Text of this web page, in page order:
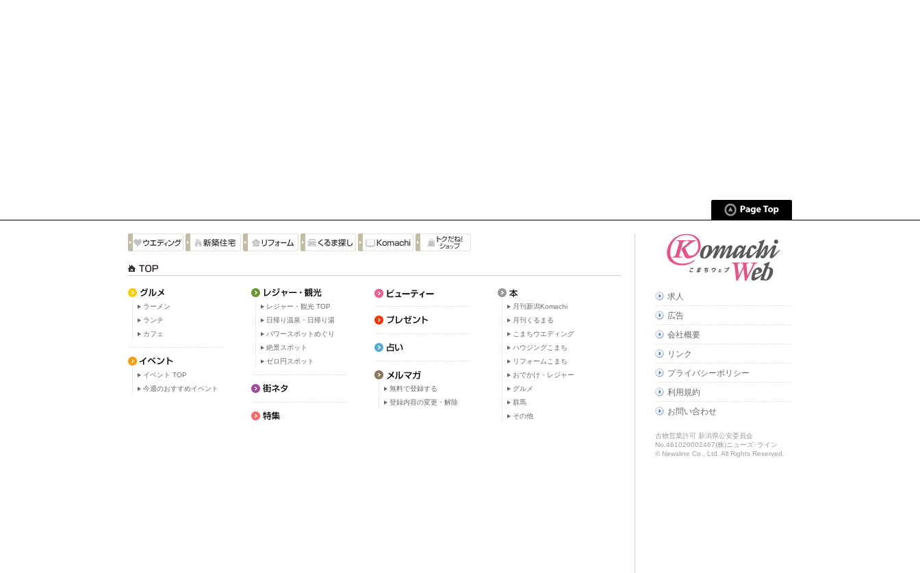
ラーメン
ランチ
カフェ
イベント TOP
今週のおすすめイベント
レジャー・観光 TOP
日帰り温泉・日帰り湯
パワースポットめぐり
絶景スポット
ゼロ円スポット
無料で登録する
登録内容の変更・解除
月刊新潟Komachi
月刊くるまる
こまちウエディング
ハウジングこまち
リフォームこまち
おでかけ・レジャー
グルメ
群馬
その他
求人
広告
会社概要
リンク
プライバシーポリシー
利用規約
お問い合わせ
古物営業許可 新潟県公安委員会
No.461020002467(株)ニューズ･ライン
© Newsline Co., Ltd. All Rights Reserved.